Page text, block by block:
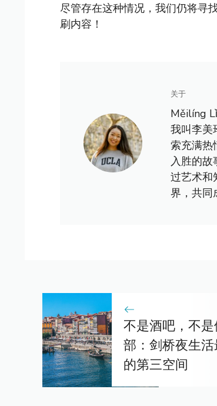
尽管存在这种情况，我们仍将寻
刷内容！
关于
Měilíng Lǐ
我叫李美
索充满热
入胜的故
过艺术和
界，共同
不是酒吧，不
部：剑桥夜生
的第三空间